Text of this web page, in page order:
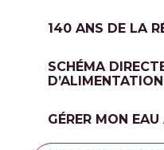
140 ANS DE LA
SCHÉMA
GÉRER MON